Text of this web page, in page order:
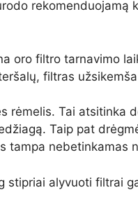
rekomenduojamą
oro filtro tarnavimo
filtras
rėmelis. Tai atsitinka
Taip pat
tampa nebetinkamas
stipriai alyvuoti filtrai